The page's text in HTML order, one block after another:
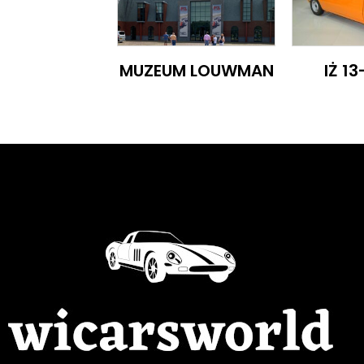
MUZEUM LOUWMAN IŻ